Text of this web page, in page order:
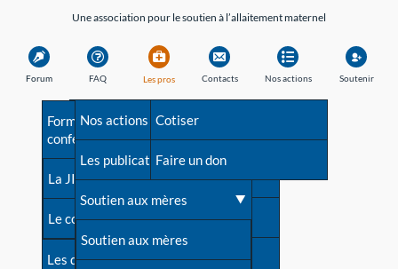
Une association pour le soutien à l’allaitement maternel
Forum FAQ
Avant la naissance
Les débuts
Une difficulté d'allaitement ?
Cas particuliers
Les pros
Formations et
conférences
La JIA
Le congrès
Les dossiers de l'allaitement
Contacts
Besoin d'aide?
Répertoire de tous les
contacts
Contact presse
Dossier de presse
Nos actions
Nos actions
Les publications
Soutien aux mères
Soutien aux mères
Soutenir
Cotiser
Faire un don